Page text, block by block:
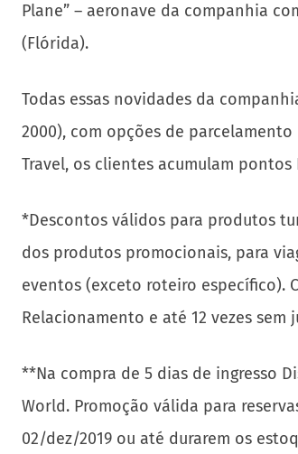
Plane” – aeronave da companhia
(Flórida).
Todas essas novidades da
2000), com opções de
Travel, os clientes acumulam pontos
*Descontos válidos para produtos
dos produtos promocionais, para
eventos (exceto roteiro específico).
Relacionamento e até 12 vezes sem
**Na compra de 5 dias de ingresso
World. Promoção válida para
02/dez/2019 ou até durarem os